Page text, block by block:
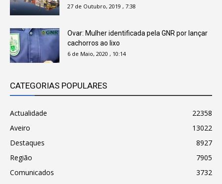
27 de Outubro, 2019 , 7:38
Ovar: Mulher identificada pela GNR por lançar
cachorros ao lixo
6 de Maio, 2020 , 10:14
CATEGORIAS POPULARES
Actualidade
22358
Aveiro
13022
Destaques
8927
Região
7905
Comunicados
3732